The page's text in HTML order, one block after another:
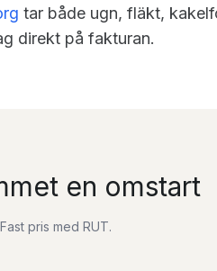
tar både ugn, fläkt,
direkt på fakturan.
en omstart
pris med RUT.